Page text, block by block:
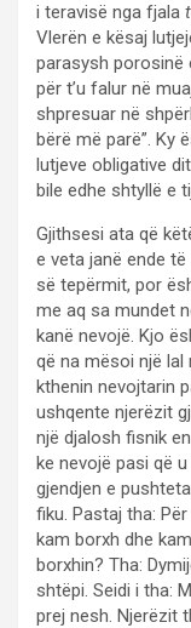
i teravisë nga fjala
Vlerën e kësaj
parasysh porosinë
për t’u falur në
shpresuar në
bërë më parë”. Ky
lutjeve obligative
bile edhe shtyllë e
Gjithsesi ata që
e veta janë ende
së tepërmit, por
me aq sa mundet
kanë nevojë. Kjo
që na mësoi një lal
kthenin nevojtarin
ushqente njerëzit
një djalosh fisnik
ke nevojë pasi që
gjendjen e
fiku. Pastaj tha:
kam borxh dhe
borxhin? Tha:
shtëpi. Seidi i tha:
prej nesh. Njerëzit